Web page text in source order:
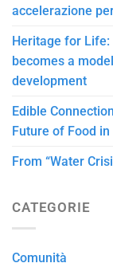
accelerazione
Heritage for
becomes a
development
Edible
Future of Food
From “Water
CATEGORIE
Comunità